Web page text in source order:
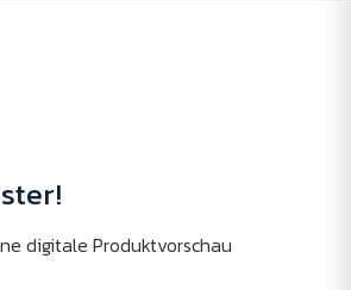
digitale Produktvorschau